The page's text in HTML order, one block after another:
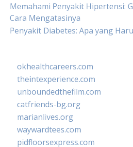
Memahami Penyakit Hipertensi:
Cara Mengatasinya
Penyakit Diabetes: Apa yang
okhealthcareers.com
theintexperience.com
unboundedthefilm.com
catfriends-bg.org
marianlives.org
waywardtees.com
pidfloorsexpress.com